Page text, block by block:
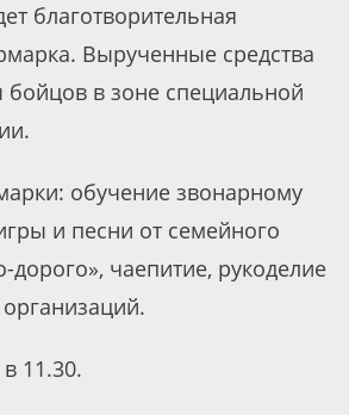
благотворительная
Вырученные средства
в зоне специальной
обучение звонарному
и песни от семейного
дорого», чаепитие, рукоделие
11.30.